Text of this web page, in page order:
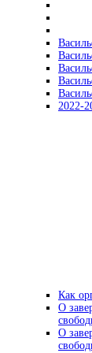
2022-
Как
О
О